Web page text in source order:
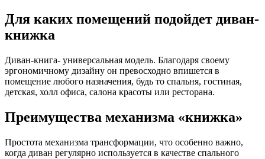
Для каких помещений подойдет диван-
книжка
Диван-книга- универсальная модель. Благодаря своему
эргономичному дизайну он превосходно впишется в
помещение любого назначения, будь то спальня, гостиная,
детская, холл офиса, салона красоты или ресторана.
Преимущества механизма «книжка»
Простота механизма трансформации, что особенно важно,
когда диван регулярно используется в качестве спального